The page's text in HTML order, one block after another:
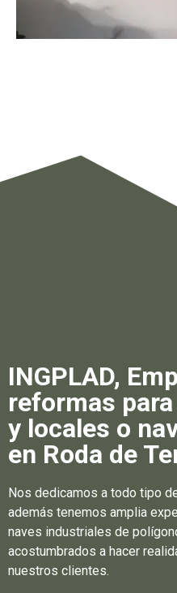
INGPLAD,
reformas
y locales o
en Roda de
Nos dedicamos a todo tipo
además tenemos amplia
naves industriales de
acostumbrados a hacer
nuestros clientes.